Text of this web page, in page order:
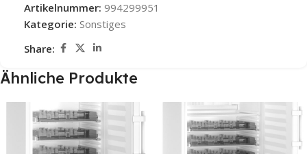
Artikelnummer: 994299951
Kategorie: Sonstiges
Share:
Ähnliche Produkte